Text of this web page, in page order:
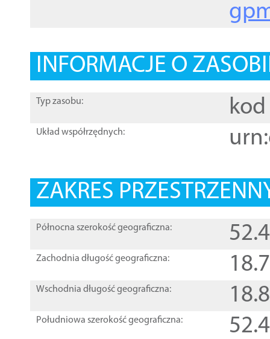
INFORMACJE O
Typ zasobu: kod
Układ współrzędnych:
ZAKRES
Północna szerokość geograficzna:
Zachodnia długość geograficzna:
Wschodnia długość geograficzna:
Południowa szerokość geograficzna: